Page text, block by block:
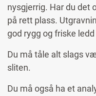
nysgjerrig. Har du det
på rett plass.
god rygg og friske
Du må tåle alt slags
sliten.
Du må også ha et